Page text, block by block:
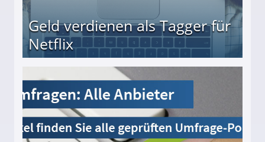
Geld verdienen als Tagger für
Netflix